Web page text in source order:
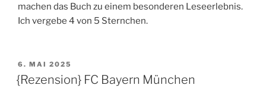
machen das Buch zu einem besonderen Leseerlebnis.
Ich vergebe 4 von 5 Sternchen.
VERÖFFENTLICHT
AM
6. MAI 2025
{Rezension} FC Bayern München